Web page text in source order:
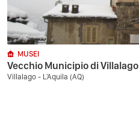
MUSEI
Vecchio Municipio di Villalago
Villalago - L'Aquila (AQ)